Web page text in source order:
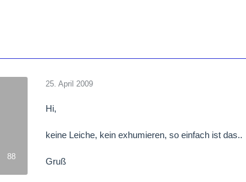
88
25. April 2009
Hi,
keine Leiche, kein exhumieren, so einfach ist das..
Gruß